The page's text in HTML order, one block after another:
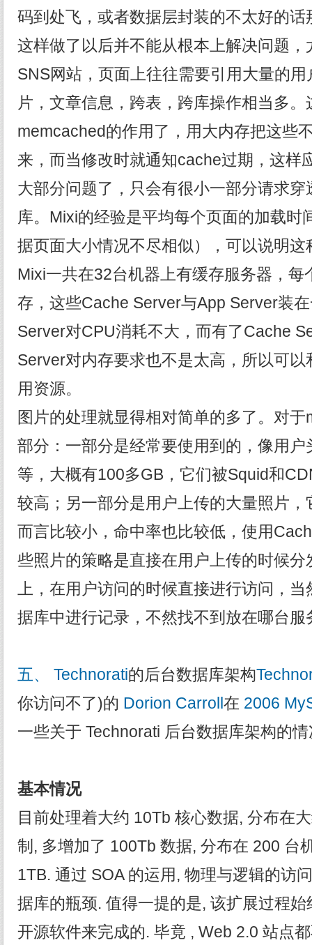
码到处飞，或者数据层封装的不太好的话
这样做了以后并不能从根本上解决问题
SNS网站，页面上往往需要引用大量的
片，文章信息，跨表，跨库操作相当多
memcached的作用了，用大内存把这些
来，而当修改时就通知cache过期，这样
大部分问题了，只会有很小一部分请求
库。Mixi的经验是平均每个页面的加载时
据页面大小情况不尽相似），可以说明
Mixi一共在32台机器上有缓存服务器，
存，这些Cache Server与App Server装
Server对CPU消耗不大，而有了Cache
Server对内存要求也不是太高，所以可
用资源。
图片的处理就显得相对简单的多了。对
部分：一部分是经常要使用到的，像用
等，大概有100多GB，它们被Squid和
较高；另一部分是用户上传的大量照片
而言比较小，命中率也比较低，使用
些照片的策略是直接在用户上传的时候
上，在用户访问的时候直接进行访问，
据库中进行记录，不然找不到放在哪台服
五、 Technorati的后台数据库架构
你访问不了)的 Dorion Carroll在 2006
一些关于 Technorati 后台数据库架构的情
基本情况
目前处理着大约 10Tb 核心数据, 分布在
制, 多增加了 100Tb 数据, 分布在 200 台
1TB. 通过 SOA 的运用, 物理与逻辑的
据库的瓶颈. 值得一提的是, 该扩展过程
开源软件来完成的. 毕竟 , Web 2.0 站点